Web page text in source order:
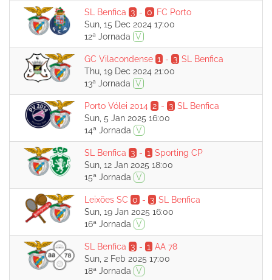
SL Benfica 3 - 0
FC Porto
Sun, 15 Dec 2024 17:00
12ª Jornada V
GC Vilacondense 1 - 3 SL Benfica
Thu, 19 Dec 2024 21:00
13ª Jornada V
Porto Vólei 2014 2 - 3 SL Benfica
Sun, 5 Jan 2025 16:00
14ª Jornada V
SL Benfica 3 - 1 Sporting CP
Sun, 12 Jan 2025 18:00
15ª Jornada V
Leixões SC 0 - 3 SL Benfica
Sun, 19 Jan 2025 16:00
16ª Jornada V
SL Benfica 3 - 1 AA 78
Sun, 2 Feb 2025 17:00
18ª Jornada V